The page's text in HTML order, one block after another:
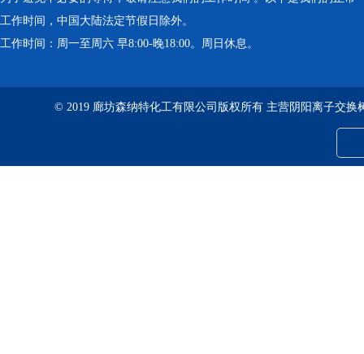
工作时间，中国大陆法定节假日除外。
工作时间：周一至周六 早8:00-晚18:00。周日休息。
© 2019 廊坊森纳特化工有限公司版权所有 主营阴阳离子交换